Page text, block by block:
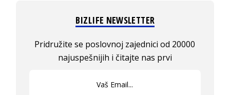
BIZLIFE NEWSLETTER
Pridružite se poslovnoj zajednici od 20000
najuspešnijih i čitajte nas prvi